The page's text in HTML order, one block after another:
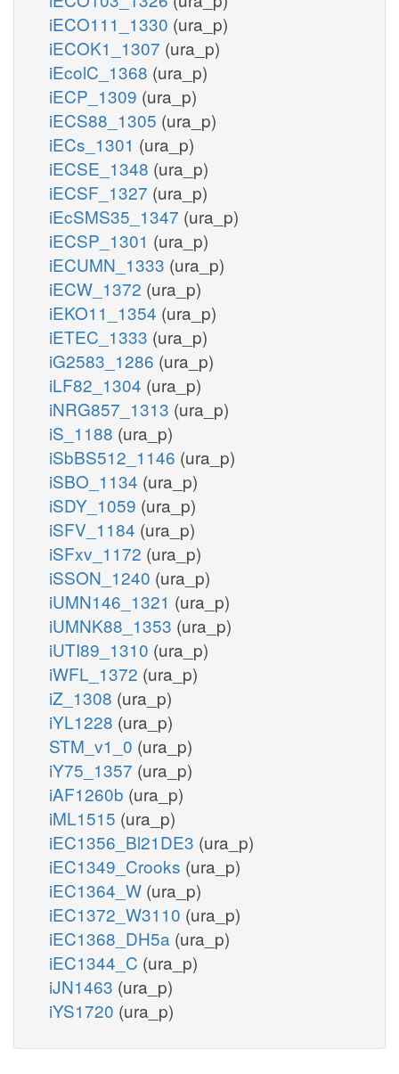
iECO111_1330 (ura_p)
iECOK1_1307 (ura_p)
iEcolC_1368 (ura_p)
iECP_1309 (ura_p)
iECS88_1305 (ura_p)
iECs_1301 (ura_p)
iECSE_1348 (ura_p)
iECSF_1327 (ura_p)
iEcSMS35_1347 (ura_p)
iECSP_1301 (ura_p)
iECUMN_1333 (ura_p)
iECW_1372 (ura_p)
iEKO11_1354 (ura_p)
iETEC_1333 (ura_p)
iG2583_1286 (ura_p)
iLF82_1304 (ura_p)
iNRG857_1313 (ura_p)
iS_1188 (ura_p)
iSbBS512_1146 (ura_p)
iSBO_1134 (ura_p)
iSDY_1059 (ura_p)
iSFV_1184 (ura_p)
iSFxv_1172 (ura_p)
iSSON_1240 (ura_p)
iUMN146_1321 (ura_p)
iUMNK88_1353 (ura_p)
iUTI89_1310 (ura_p)
iWFL_1372 (ura_p)
iZ_1308 (ura_p)
iYL1228 (ura_p)
STM_v1_0 (ura_p)
iY75_1357 (ura_p)
iAF1260b (ura_p)
iML1515 (ura_p)
iEC1356_Bl21DE3 (ura_p)
iEC1349_Crooks (ura_p)
iEC1364_W (ura_p)
iEC1372_W3110 (ura_p)
iEC1368_DH5a (ura_p)
iEC1344_C (ura_p)
iJN1463 (ura_p)
iYS1720 (ura_p)